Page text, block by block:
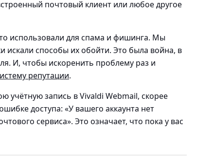
почтовый клиент или любое другое
использовали для спама и фишинга. Мы
искали способы их обойти. Это была война, в
И, чтобы искоренить проблему раз и
репутации.
учётную запись в Vivaldi Webmail, скорее
доступа: «У вашего аккаунта нет
сервиса». Это означает, что пока у вас